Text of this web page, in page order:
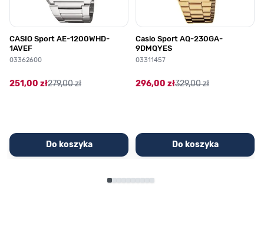
CASIO Sport AE-1200WHD-
1AVEF
03362600
251,00 zł279,00 zł
Do koszyka
Casio Sport AQ-230GA-
9DMQYES
03311457
296,00 zł329,00 zł
Do koszyka